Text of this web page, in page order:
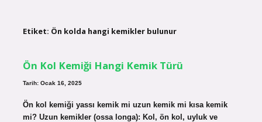
Etiket: Ön kolda hangi kemikler bulunur
Ön Kol Kemiği Hangi Kemik Türü
Tarih: Ocak 16, 2025
Ön kol kemiği yassı kemik mi uzun kemik mi kısa kemik
mi? Uzun kemikler (ossa longa): Kol, ön kol, uyluk ve